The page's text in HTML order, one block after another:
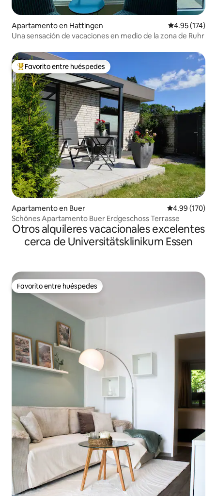
Apartamento en Hattingen Calificación
4.95 (174)
Una sensación de vacaciones en medio de la zona de Ruhr
Favorito entre huéspedes preferido
Favorito entre huéspedes
Apartamento en Buer Calificación
4.99 (170)
Schönes Apartamento Buer Erdgeschoss Terrasse
Otros alquileres vacacionales excelentes
cerca de Universitätsklinikum Essen
Favorito entre huéspedes
Favorito entre huéspedes